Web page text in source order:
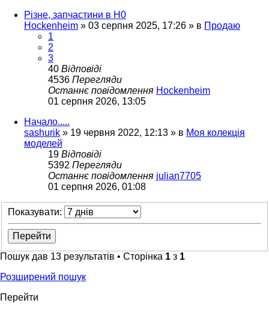
Різне, запчастини в H0
Hockenheim » 03 серпня 2025, 17:26 » в Продаю
1
2
3
40 Відповіді
4536 Перегляди
Останнє повідомлення Hockenheim
01 серпня 2026, 13:05
Начало.....
sashurik » 19 червня 2022, 12:13 » в Моя колекція
моделей
19 Відповіді
5392 Перегляди
Останнє повідомлення julian7705
01 серпня 2026, 01:08
Показувати:
Пошук дав 13 результатів • Сторінка 1 з 1
Розширений пошук
Перейти